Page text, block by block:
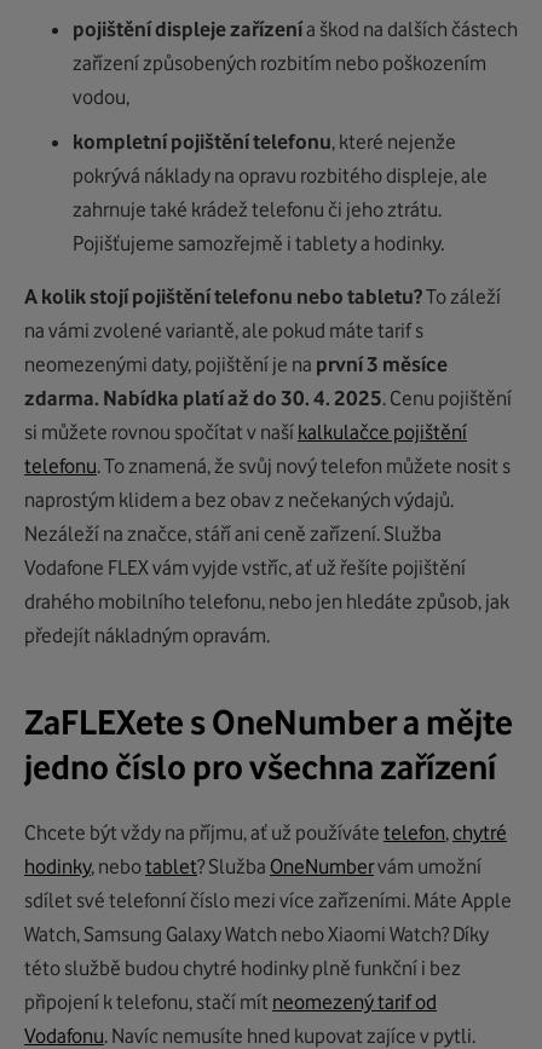
pojištění displeje zařízenía škod na dalších částech
zařízení způsobených rozbitím nebo poškozením
vodou,
kompletní pojištění telefonu, které nejenže
pokrývá náklady na opravu rozbitého displeje, ale
zahrnuje také krádež telefonu či jeho ztrátu.
Pojišťujeme samozřejmě i tablety a hodinky.
A kolik stojí pojištění telefonu nebo tabletu?To záleží
na vámi zvolené variantě, ale pokud máte tarif s
neomezenými daty, pojištění je na první 3 měsíce
zdarma. Nabídka platí až do 30. 4. 2025. Cenu pojištění
si můžete rovnou spočítat v naší kalkulačce pojištění
telefonu. To znamená, že svůj nový telefon můžete nosit s
naprostým klidem a bez obav z nečekaných výdajů.
Nezáleží na značce, stáří ani ceně zařízení. Služba
Vodafone FLEX vám vyjde vstříc, ať už řešíte pojištění
drahého mobilního telefonu, nebo jen hledáte způsob, jak
předejít nákladným opravám.
ZaFLEXete s OneNumber a mějte
jedno číslo pro všechna zařízení
Chcete být vždy na příjmu, ať už používáte telefon, chytré
hodinky, nebotablet? Služba OneNumbervám umožní
sdílet své telefonní číslo mezi více zařízeními. Máte Apple
Watch, Samsung Galaxy Watch nebo Xiaomi Watch? Díky
této službě budou chytré hodinky plně funkční i bez
připojení k telefonu, stačí mít neomezený tarif od
Vodafonu. Navíc nemusíte hned kupovat zajíce v pytli.